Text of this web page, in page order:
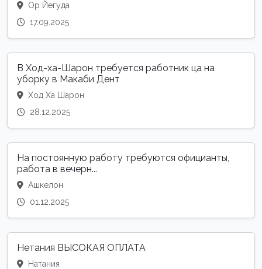
Ор Йегуда
17.09.2025
В Ход-ха-Шарон требуется работник ца на
уборку в Макаби Дент
Ход Ха Шарон
28.12.2025
На постоянную работу требуются официанты,
работа в вечерн...
Ашкелон
01.12.2025
Нетания ВЫСОКАЯ ОПЛАТА
Натания